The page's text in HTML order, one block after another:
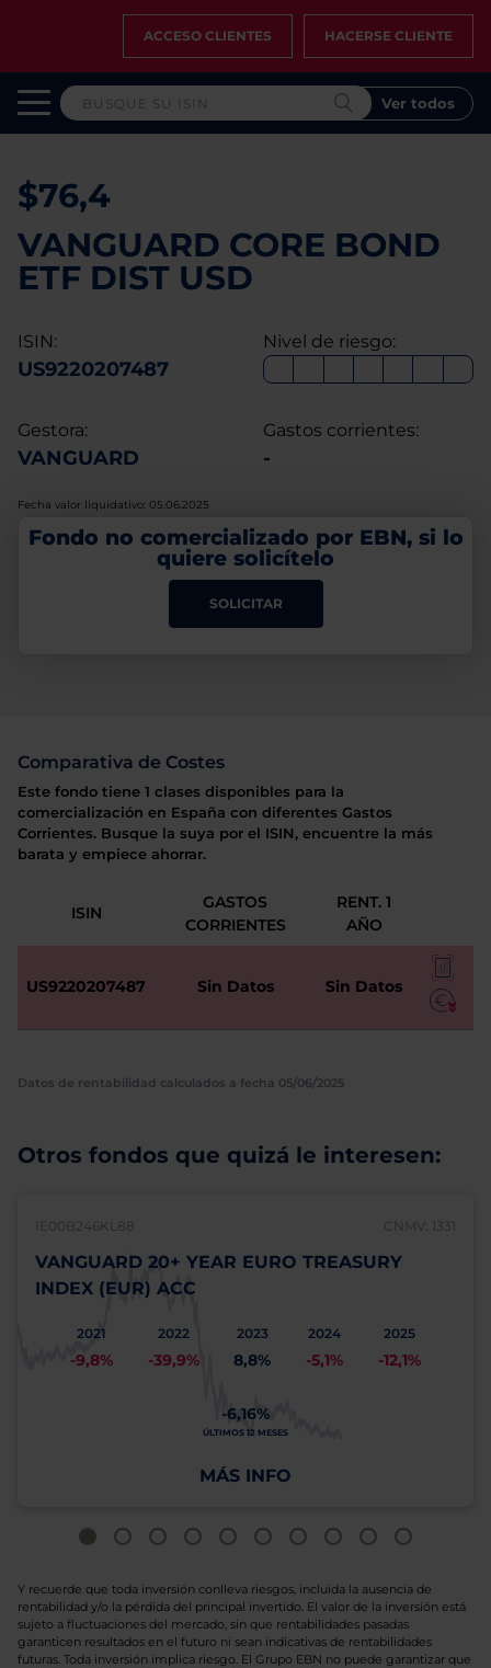
ACCESO CLIENTES HACERSE CLIENTE
Ver todos
$76,4
VANGUARD CORE BOND
ETF DIST USD
ISIN:
US9220207487
Nivel de riesgo:
Gestora:
VANGUARD
Gastos corrientes:
-
Fecha valor liquidativo: 05.06.2025
Fondo no comercializado por EBN, si lo
quiere solicítelo
SOLICITAR
Comparativa de Costes
Este fondo tiene 1 clases disponibles para la
comercialización en España con diferentes Gastos
Corrientes. Busque la suya por el ISIN, encuentre la más
barata y empiece ahorrar.
ISIN
GASTOS
CORRIENTES
RENT. 1
AÑO
US9220207487 Sin Datos Sin Datos
Datos de rentabilidad calculados a fecha 05/06/2025
Otros fondos que quizá le interesen:
IE00B246KL88 CNMV: 1331
VANGUARD 20+ YEAR EURO TREASURY
INDEX (EUR) ACC
2021
-9,8%
2022
-39,9%
2023
8,8%
2024
-5,1%
2025
-12,1%
-6,16%
ÚLTIMOS 12 MESES
MÁS INFO
Y recuerde que toda inversión conlleva riesgos, incluida la ausencia de
rentabilidad y/o la pérdida del principal invertido. El valor de la inversión está
sujeto a fluctuaciones del mercado, sin que rentabilidades pasadas
garanticen resultados en el futuro ni sean indicativas de rentabilidades
futuras. Toda inversión implica riesgo. El Grupo EBN no puede garantizar que